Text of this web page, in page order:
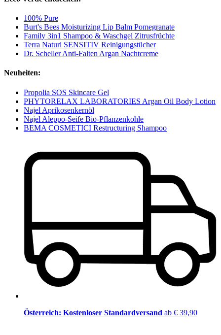
100% Pure
Burt's Bees Moisturizing Lip Balm Pomegranate
Family 3in1 Shampoo & Waschgel Zitrusfrüchte
Terra Naturi SENSITIV Reinigungstücher
Dr. Scheller Anti-Falten Argan Nachtcreme
Neuheiten:
Propolia SOS Skincare Gel
PHYTORELAX LABORATORIES Argan Oil Body Lotion
Najel Aprikosenkernöl
Najel Aleppo-Seife Bio-Pflanzenkohle
BEMA COSMETICI Restructuring Shampoo
Österreich: Kostenloser Standardversand ab € 39,90